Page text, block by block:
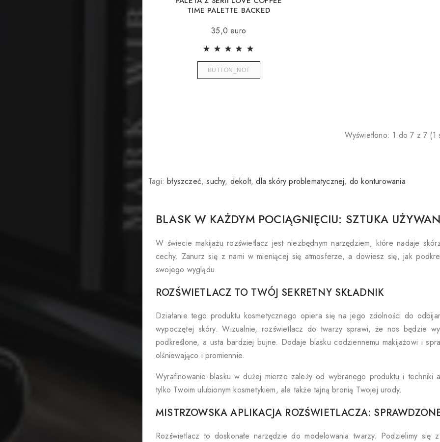
TIME PALETTE BACKED
35,0 euro
BUTTON_NOT
Wyświetlono: 1 do 7 z 7 (1
Tagi:błyszczeć,suchy, dekolt,dla skóry problematycznej, do konturowania
BLASK W KAŻDYM POCIĄGNIĘCIU: SZTUKA
W świecie makijażu rozświetlacz jest niezbędnym narzędziem, które nadaje
cechy. Zanurz się z nami w mieniącej się atmosferze, a dowiesz się, jak
swojego wyglądu.
ROZŚWIETLACZ TO TWÓJ SEKRETNY SKŁADNIK
Działanie tego produktu kosmetycznego opiera się na jego zdolności do
wypoczętej skóry. Wizualnie, rozświetlacz do twarzy sprawi, że nos będzie
podkreślone, a usta bardziej bujne. Dodaje blasku codziennemu makijażowi i
olśniewająco i promiennie.
Wyrafinowanie blasku w dużej mierze zależy od wybranego produktu i
tylko Twoim ulubionym kosmetykiem, ale także tajną bronią Twojej urody.
MISTRZOWSKA APLIKACJA ROZŚWIETLACZA:
Rozświetlacz to doskonałe narzędzie do modelowania twarzy. Podzielimy